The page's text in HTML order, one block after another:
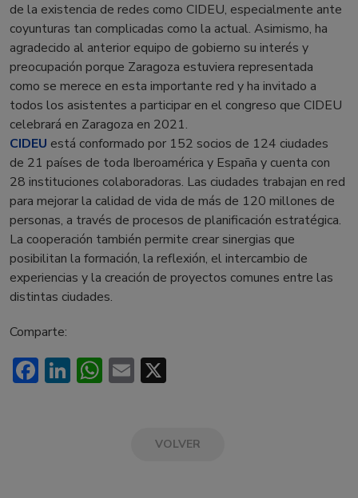
de la existencia de redes como CIDEU, especialmente ante
coyunturas tan complicadas como la actual. Asimismo, ha
agradecido al anterior equipo de gobierno su interés y
preocupación porque Zaragoza estuviera representada
como se merece en esta importante red y ha invitado a
todos los asistentes a participar en el congreso que CIDEU
celebrará en Zaragoza en 2021.
CIDEU está conformado por 152 socios de 124 ciudades
de 21 países de toda Iberoamérica y España y cuenta con
28 instituciones colaboradoras. Las ciudades trabajan en red
para mejorar la calidad de vida de más de 120 millones de
personas, a través de procesos de planificación estratégica.
La cooperación también permite crear sinergias que
posibilitan la formación, la reflexión, el intercambio de
experiencias y la creación de proyectos comunes entre las
distintas ciudades.
Comparte:
Facebook
LinkedIn
WhatsApp
Email
VOLVER